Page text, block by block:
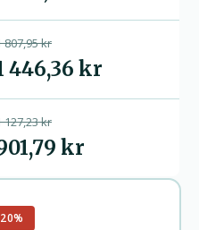
807,95 kr
446,36 kr
127,23 kr
kr